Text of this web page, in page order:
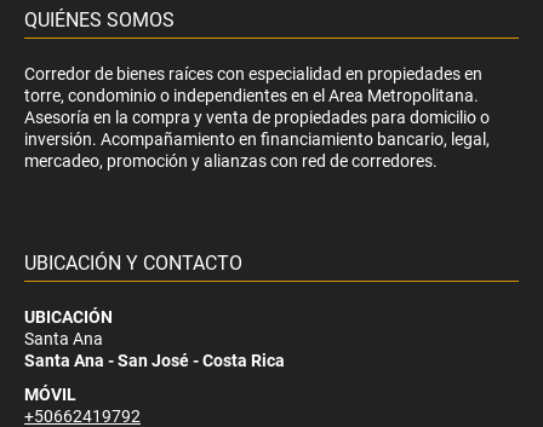
QUIÉNES SOMOS
Corredor de bienes raíces con especialidad en propiedades en
torre, condominio o independientes en el Area Metropolitana.
Asesoría en la compra y venta de propiedades para domicilio o
inversión. Acompañamiento en financiamiento bancario, legal,
mercadeo, promoción y alianzas con red de corredores.
UBICACIÓN Y CONTACTO
UBICACIÓN
Santa Ana
Santa Ana - San José - Costa Rica
MÓVIL
+50662419792